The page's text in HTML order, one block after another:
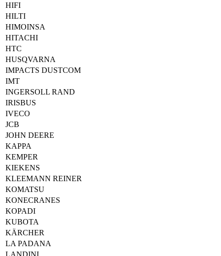
HIFI
HILTI
HIMOINSA
HITACHI
HTC
HUSQVARNA
IMPACTS DUSTCOM
IMT
INGERSOLL RAND
IRISBUS
IVECO
JCB
JOHN DEERE
KAPPA
KEMPER
KIEKENS
KLEEMANN REINER
KOMATSU
KONECRANES
KOPADI
KUBOTA
KÄRCHER
LA PADANA
LANDINI